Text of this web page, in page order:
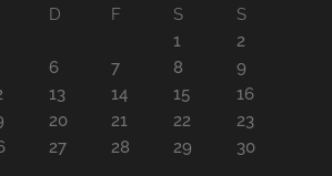
D F S
S
1
2
6 7 8
9
13 14 15
16
20 21 22
23
27 28 29
30